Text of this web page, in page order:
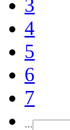
3
4
5
6
7
…